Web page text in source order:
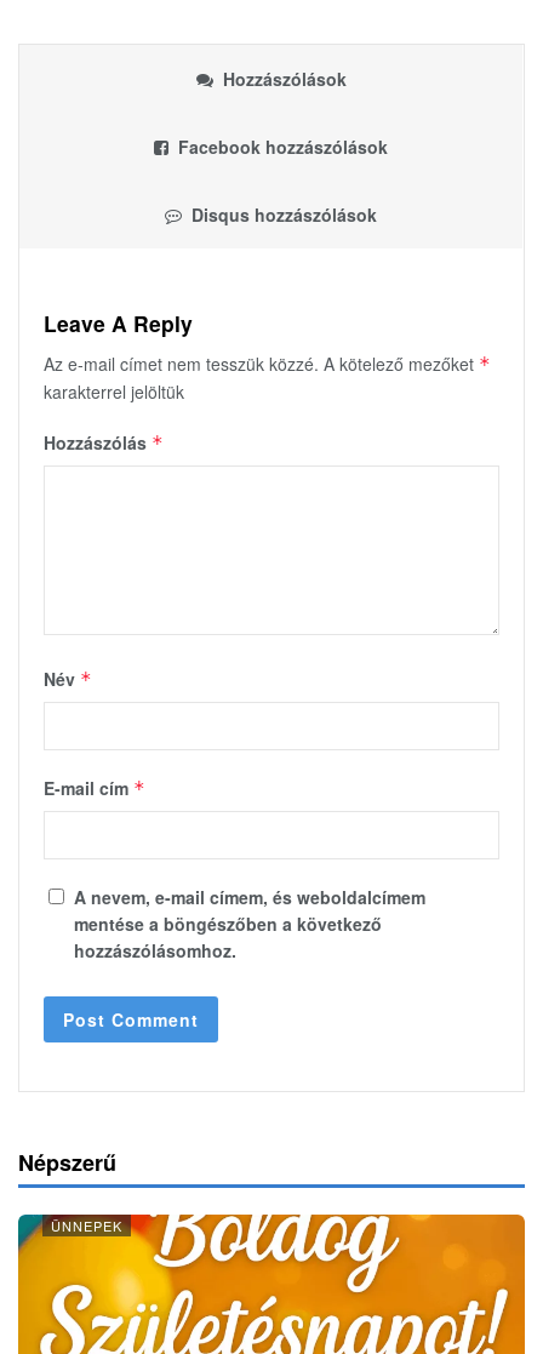
Hozzászólások
Facebook hozzászólások
Disqus hozzászólások
Leave A Reply
Az e-mail címet nem tesszük közzé. A kötelező mezőket *
karakterrel jelöltük
Hozzászólás *
Név *
E-mail cím *
A nevem, e-mail címem, és weboldalcímem
mentése a böngészőben a következő
hozzászólásomhoz.
Népszerű
ÜNNEPEK